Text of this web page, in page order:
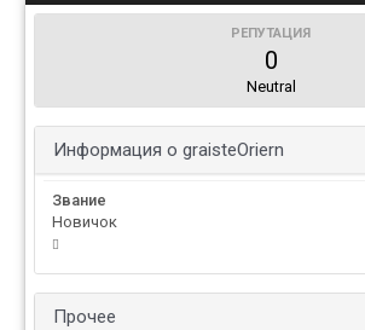
РЕПУТАЦИЯ
0
Neutral
Информация о graisteOriern
Звание
Новичок
Прочее